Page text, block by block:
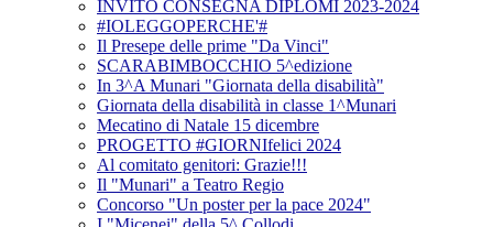
INVITO CONSEGNA DIPLOMI 2023-2024
#IOLEGGOPERCHE'#
Il Presepe delle prime "Da Vinci"
SCARABIMBOCCHIO 5^edizione
In 3^A Munari "Giornata della disabilità"
Giornata della disabilità in classe 1^Munari
Mecatino di Natale 15 dicembre
PROGETTO #GIORNIfelici 2024
Al comitato genitori: Grazie!!!
Il "Munari" a Teatro Regio
Concorso "Un poster per la pace 2024"